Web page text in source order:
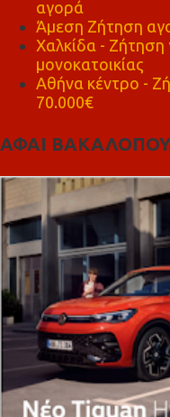
αγορά
Άμεση Ζήτηση
Χαλκίδα - Ζήτηση
μονοκατοικίας
Αθήνα κέντρο -
70.000€
ΑΦΑΙ